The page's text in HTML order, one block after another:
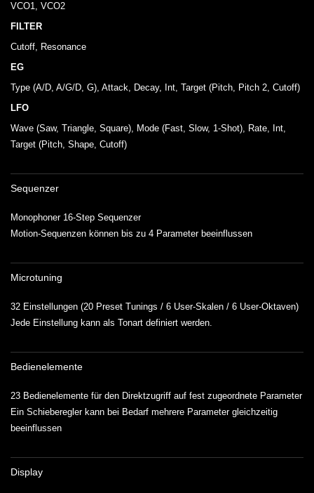
VCO1, VCO2
FILTER
Cutoff, Resonance
EG
Type (A/D, A/G/D, G), Attack, Decay, Int, Target (Pitch, Pitch 2, Cutoff)
LFO
Wave (Saw, Triangle, Square), Mode (Fast, Slow, 1-Shot), Rate, Int,
Target (Pitch, Shape, Cutoff)
Sequenzer
Monophoner 16-Step Sequenzer
Motion-Sequenzen können bis zu 4 Parameter beeinflussen
Microtuning
32 Einstellungen (20 Preset Tunings / 6 User-Skalen / 6 User-Oktaven)
Jede Einstellung kann als Tonart definiert werden.
Bedienelemente
23 Bedienelemente für den Direktzugriff auf fest zugeordnete Parameter
Ein Schieberegler kann bei Bedarf mehrere Parameter gleichzeitig
beeinflussen
Display